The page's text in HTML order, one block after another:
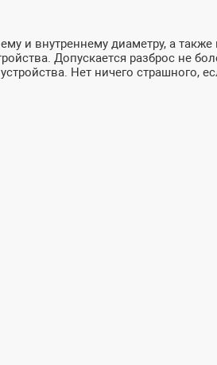
и внутреннему диаметру, а
Допускается разброс не
Нет ничего страшного,